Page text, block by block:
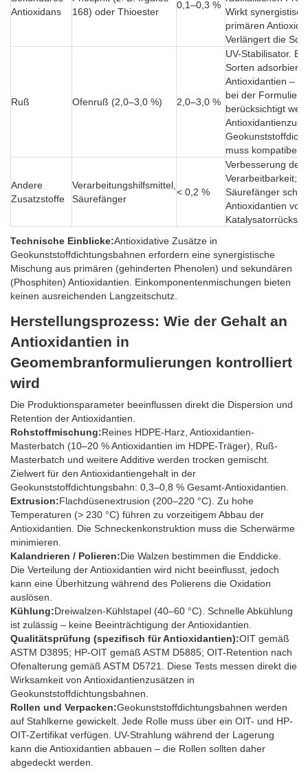
Antioxidans
168) oder Thioester
0,1–0,3 %
Wirkt
primären
Verlängert die
Ruß Ofenruß (2,0–3,0 %) 2,0–3,0 %
UV-Stabilisator.
Sorten
Antioxidantien –
bei der
berücksichtigt
muss kompatibel
Andere
Zusatzstoffe
Verarbeitungshilfsmittel,
Säurefänger
< 0,2 %
Verbesserung der
Verarbeitbarkeit;
Säurefänger
Antioxidantien vor
Technische Einblicke:Antioxidative Zusätze in
Geokunststoffdichtungsbahnen erfordern eine synergistische
Mischung aus primären (gehinderten Phenolen) und sekundären
(Phosphiten) Antioxidantien. Einkomponentenmischungen bieten
keinen ausreichenden Langzeitschutz.
Herstellungsprozess: Wie der Gehalt an
Antioxidantien in
Geomembranformulierungen kontrolliert
wird
Die Produktionsparameter beeinflussen direkt die Dispersion und
Retention der Antioxidantien.
Rohstoffmischung:Reines HDPE-Harz, Antioxidantien-
Masterbatch (10–20 % Antioxidantien im HDPE-Träger), Ruß-
Masterbatch und weitere Additive werden trocken gemischt.
Zielwert für den Antioxidantiengehalt in der
Geokunststoffdichtungsbahn: 0,3–0,8 % Gesamt-Antioxidantien.
Extrusion:Flachdüsenextrusion (200–220 °C). Zu hohe
Temperaturen (> 230 °C) führen zu vorzeitigem Abbau der
Antioxidantien. Die Schneckenkonstruktion muss die Scherwärme
minimieren.
Kalandrieren / Polieren:Die Walzen bestimmen die Enddicke.
Die Verteilung der Antioxidantien wird nicht beeinflusst, jedoch
kann eine Überhitzung während des Polierens die Oxidation
auslösen.
Kühlung:Dreiwalzen-Kühlstapel (40–60 °C). Schnelle Abkühlung
ist zulässig – keine Beeinträchtigung der Antioxidantien.
Qualitätsprüfung (spezifisch für Antioxidantien):OIT gemäß
ASTM D3895; HP-OIT gemäß ASTM D5885; OIT-Retention nach
Ofenalterung gemäß ASTM D5721. Diese Tests messen direkt die
Wirksamkeit von Antioxidantienzusätzen in
Geokunststoffdichtungsbahnen.
Rollen und Verpacken:Geokunststoffdichtungsbahnen werden
auf Stahlkerne gewickelt. Jede Rolle muss über ein OIT- und HP-
OIT-Zertifikat verfügen. UV-Strahlung während der Lagerung
kann die Antioxidantien abbauen – die Rollen sollten daher
abgedeckt werden.